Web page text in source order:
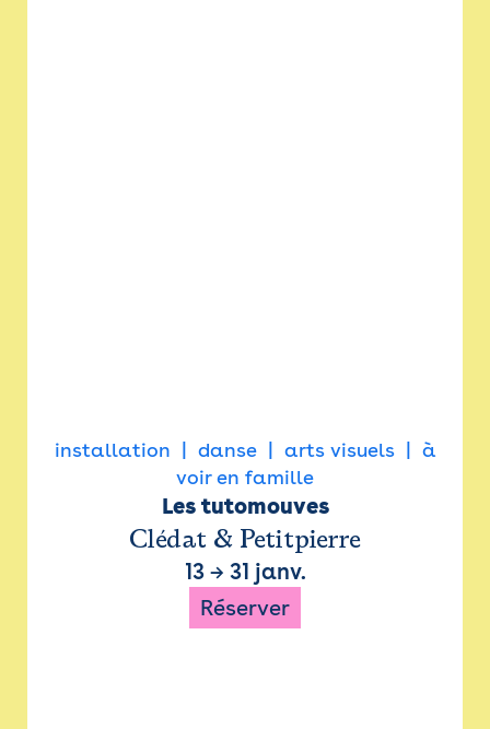
installation danse arts visuels
à
voir en famille
Les tutomouves
Clédat & Petitpierre
13→ 31 janv.
Réserver